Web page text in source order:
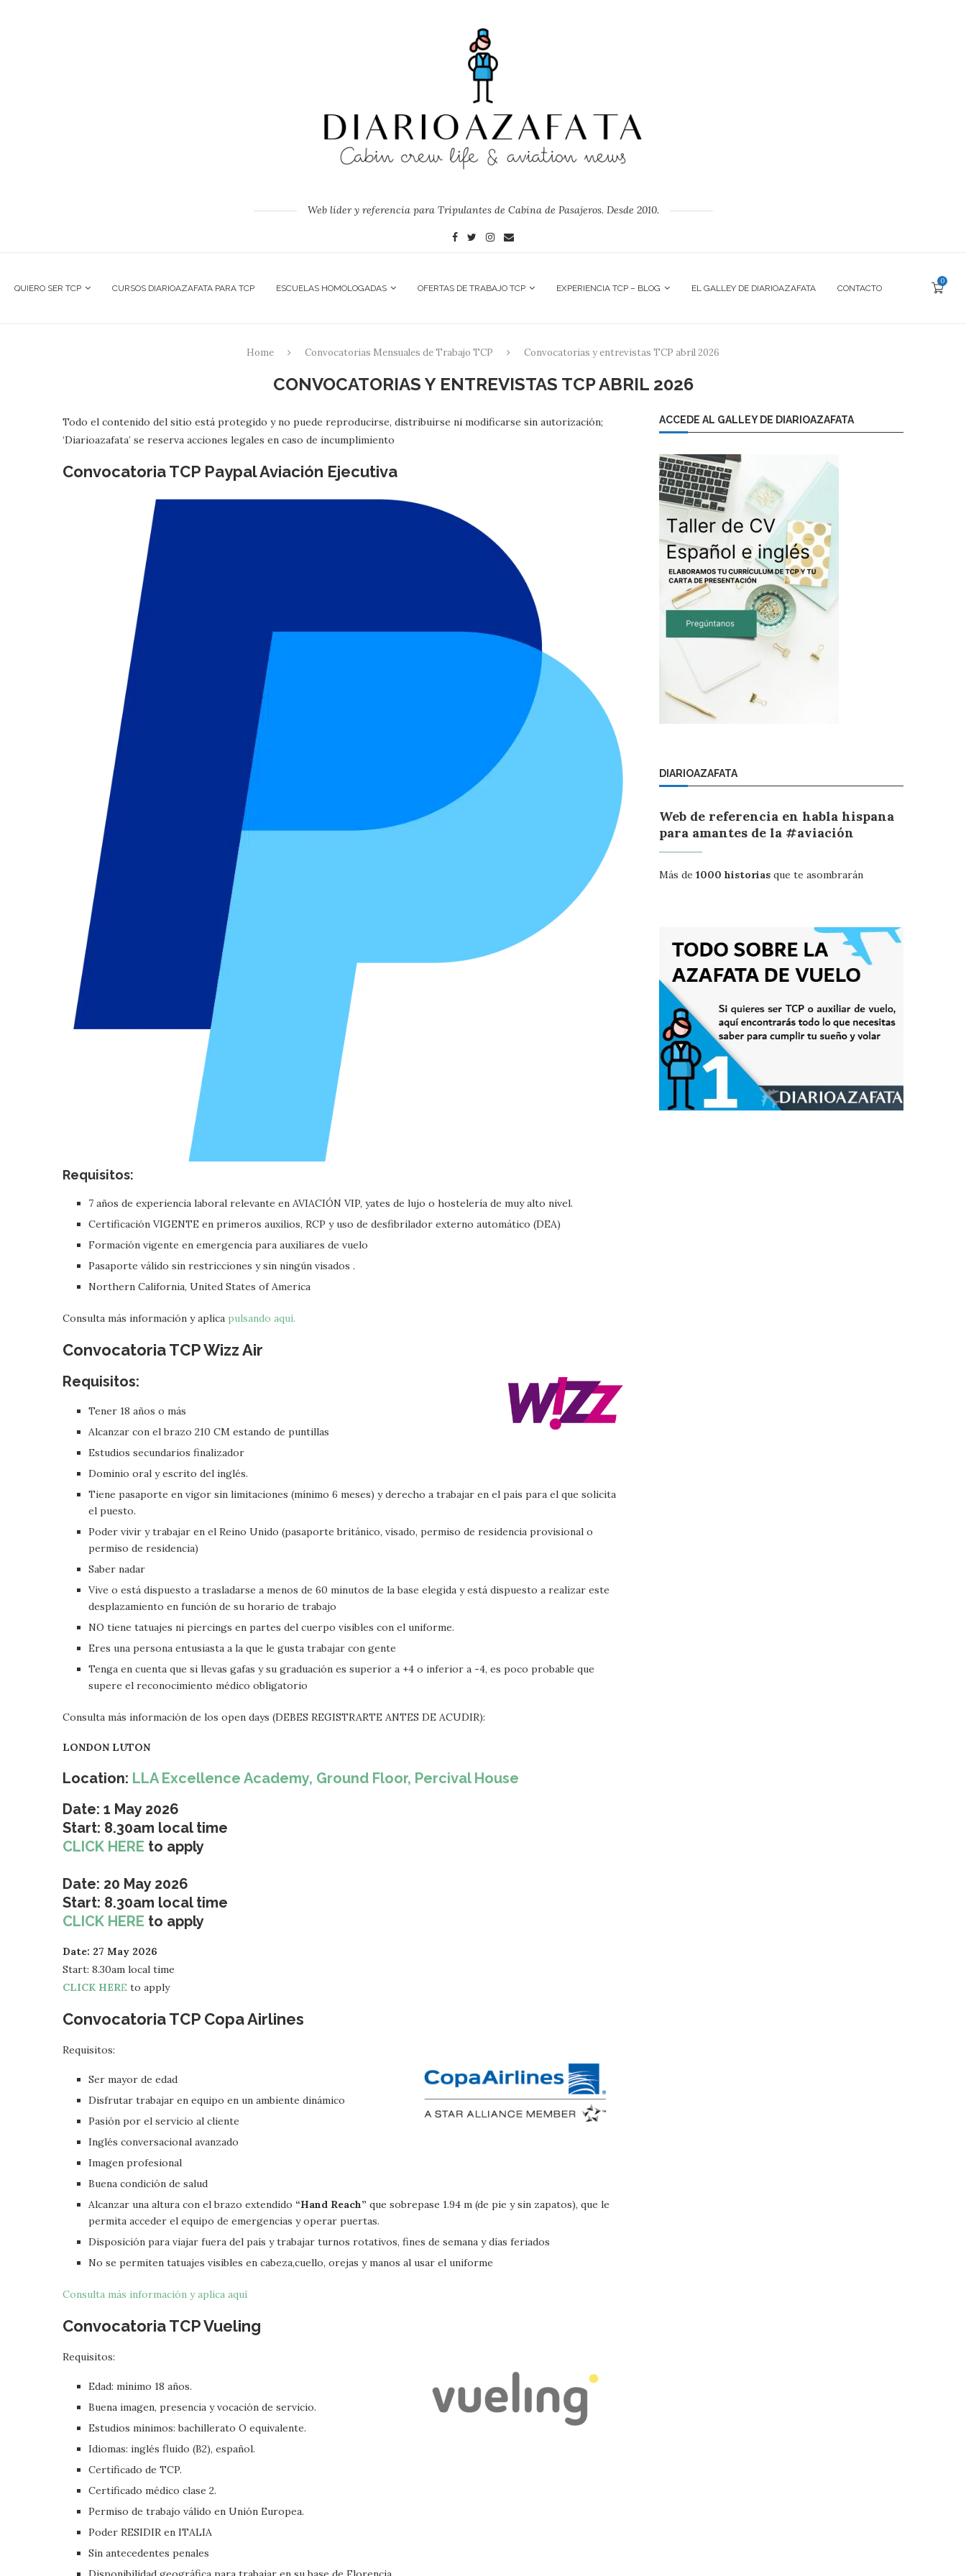
Web líder y referencia para Tripulantes de Cabina de Pasajeros. Desde 2010.
QUIERO SER TCP CURSOS DIARIOAZAFATA PARA TCP ESCUELAS HOMOLOGADAS OFERTAS DE TRABAJO TCP EXPERIENCIA TCP – BLOG EL GALLEY DE DIARIOAZAFATA CONTACTO
0
Home Convocatorias Mensuales de Trabajo TCP Convocatorias y entrevistas TCP abril 2026
CONVOCATORIAS Y ENTREVISTAS TCP ABRIL 2026
Todo el contenido del sitio está protegido y no puede reproducirse, distribuirse ni modificarse sin autorización;
‘Diarioazafata’ se reserva acciones legales en caso de incumplimiento
Convocatoria TCP Paypal Aviación Ejecutiva
Requisitos:
7 años de experiencia laboral relevante en AVIACIÓN VIP, yates de lujo o hostelería de muy alto nivel.
Certificación VIGENTE en primeros auxilios, RCP y uso de desfibrilador externo automático (DEA)
Formación vigente en emergencia para auxiliares de vuelo
Pasaporte válido sin restricciones y sin ningún visados .
Northern California, United States of America
Consulta más información y aplica pulsando aquí.
Convocatoria TCP Wizz Air
Requisitos:
Tener 18 años o más
Alcanzar con el brazo 210 CM estando de puntillas
Estudios secundarios finalizador
Dominio oral y escrito del inglés.
Tiene pasaporte en vigor sin limitaciones (mínimo 6 meses) y derecho a trabajar en el país para el que solicita
el puesto.
Poder vivir y trabajar en el Reino Unido (pasaporte británico, visado, permiso de residencia provisional o
permiso de residencia)
Saber nadar
Vive o está dispuesto a trasladarse a menos de 60 minutos de la base elegida y está dispuesto a realizar este
desplazamiento en función de su horario de trabajo
NO tiene tatuajes ni piercings en partes del cuerpo visibles con el uniforme.
Eres una persona entusiasta a la que le gusta trabajar con gente
Tenga en cuenta que si llevas gafas y su graduación es superior a +4 o inferior a -4, es poco probable que
supere el reconocimiento médico obligatorio
Consulta más información de los open days (DEBES REGISTRARTE ANTES DE ACUDIR):
LONDON LUTON
Location: LLA Excellence Academy, Ground Floor, Percival House
Date: 1 May 2026
Start: 8.30am local time
CLICK HERE to apply
Date: 20 May 2026
Start: 8.30am local time
CLICK HERE to apply
Date: 27 May 2026
Start: 8.30am local time
CLICK HERE to apply
Convocatoria TCP Copa Airlines
Requisitos:
Ser mayor de edad
Disfrutar trabajar en equipo en un ambiente dinámico
Pasión por el servicio al cliente
Inglés conversacional avanzado
Imagen profesional
Buena condición de salud
Alcanzar una altura con el brazo extendido “Hand Reach” que sobrepase 1.94 m (de pie y sin zapatos), que le
permita acceder el equipo de emergencias y operar puertas.
Disposición para viajar fuera del país y trabajar turnos rotativos, fines de semana y días feriados
No se permiten tatuajes visibles en cabeza,cuello, orejas y manos al usar el uniforme
Consulta más información y aplica aquí
Convocatoria TCPVueling
Requisitos:
Edad: mínimo 18 años.
Buena imagen, presencia y vocación de servicio.
Estudios mínimos: bachillerato O equivalente.
Idiomas: inglés fluido (B2), español.
Certificado de TCP.
Certificado médico clase 2.
Permiso de trabajo válido en Unión Europea.
Poder RESIDIR en ITALIA
Sin antecedentes penales
ACCEDE AL GALLEY DE DIARIOAZAFATA
DIARIOAZAFATA
Web de referencia en habla hispana
para amantes de la #aviación
Más de 1000 historias que te asombrarán